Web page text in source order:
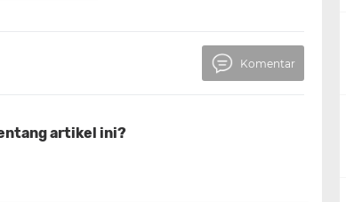
Komentar
artikel ini?